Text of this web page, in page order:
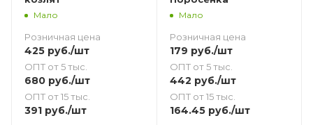
Мало
Розничная цена
425 руб./шт
ОПТ от 5 тыс.
680 руб./шт
ОПТ от 15 тыс.
391 руб./шт
Мало
Розничная цена
179 руб./шт
ОПТ от 5 тыс.
442 руб./шт
ОПТ от 15 тыс.
164.45руб./шт